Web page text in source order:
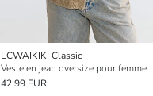
LCWAIKIKI Classic
Veste en jean oversize pour femme
42.99 EUR